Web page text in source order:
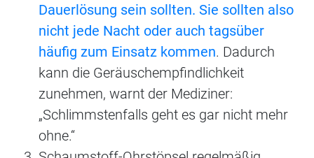
Dauerlösung sein sollten. Sie sollten also
nicht jede Nacht oder auch tagsüber
häufig zum Einsatz kommen. Dadurch
kann die Geräuschempfindlichkeit
zunehmen, warnt der Mediziner:
„Schlimmstenfalls geht es gar nicht mehr
ohne.“